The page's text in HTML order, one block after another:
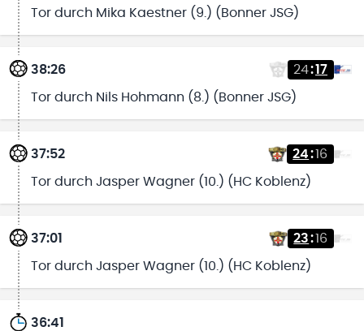
Tor durch Mika Kaestner (9.) (Bonner JSG)
38:26 24:17
Tor durch Nils Hohmann (8.) (Bonner JSG)
37:52 24:16
Tor durch Jasper Wagner (10.) (HC Koblenz)
37:01 23:16
Tor durch Jasper Wagner (10.) (HC Koblenz)
36:41